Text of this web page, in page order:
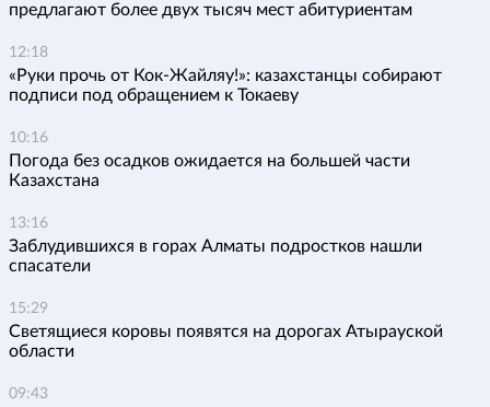
предлагают более двух тысяч мест абитуриентам
12:18
«Руки прочь от Кок-Жайляу!»: казахстанцы собирают
подписи под обращением к Токаеву
10:16
Погода без осадков ожидается на большей части
Казахстана
13:16
Заблудившихся в горах Алматы подростков нашли
спасатели
15:29
Светящиеся коровы появятся на дорогах Атырауской
области
09:43